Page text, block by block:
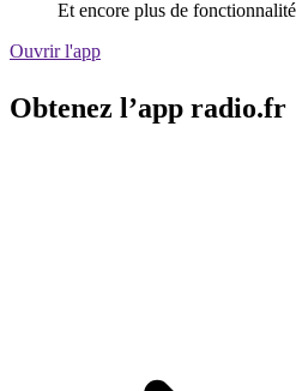
Et encore plus de
Ouvrir l'app
Obtenez l’app